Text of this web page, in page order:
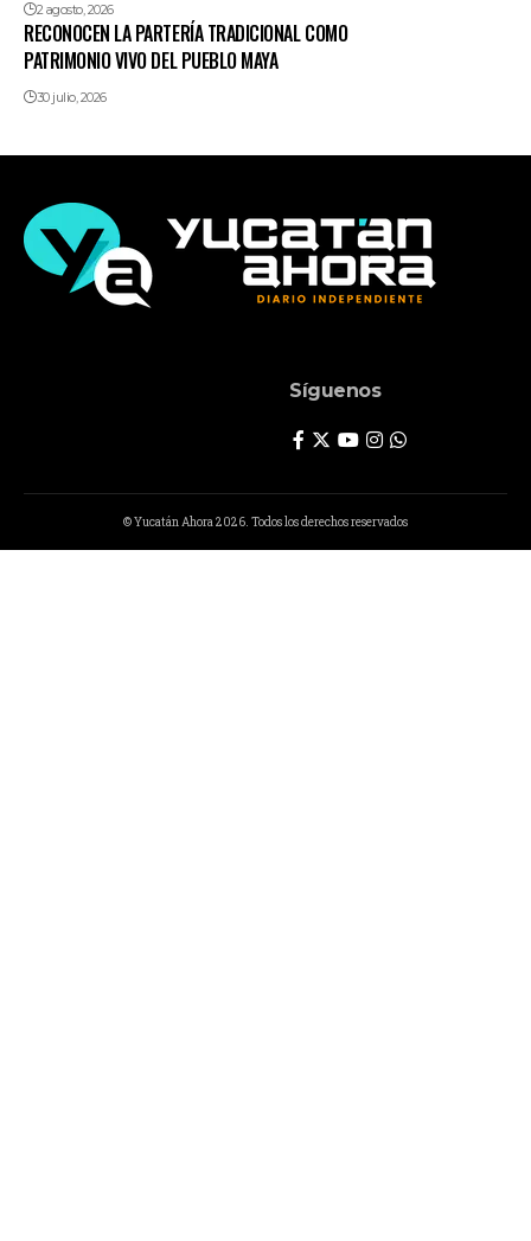
2 agosto, 2026
RECONOCEN LA PARTERÍA TRADICIONAL COMO
PATRIMONIO VIVO DEL PUEBLO MAYA
30 julio, 2026
Síguenos
© Yucatán Ahora 2026. Todos los derechos reservados